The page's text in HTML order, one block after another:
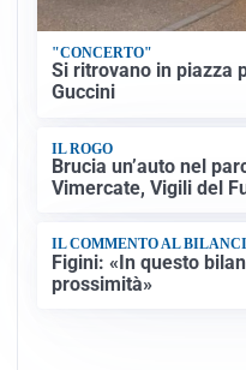
"CONCERTO"
Si ritrovano in piazza
Guccini
IL ROGO
Brucia un’auto nel
Vimercate, Vigili del
IL COMMENTO AL
Figini: «In questo
prossimità»